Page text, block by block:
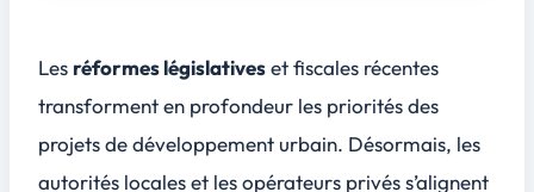
Les réformes législativeset fiscales récentes
transforment en profondeur les priorités des
projets de développement urbain. Désormais, les
autorités locales et les opérateurs privés s’alignent